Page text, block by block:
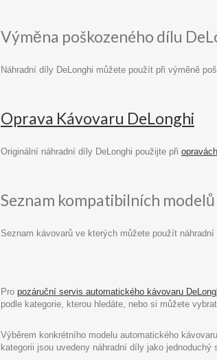
Výměna poškozeného dílu
Náhradní díly DeLonghi můžete použít při výměně
Oprava Kávovaru DeLonghi
Originální náhradní díly DeLonghi použijte při opravách
Seznam kompatibilních
Seznam kávovarů ve kterých můžete použít
Pro pozáruční servis automatického kávovaru
podle kategorie, kterou hledáte, nebo si můžete
Výběrem konkrétního modelu automatického
kategorii jsou uvedeny náhradní díly jako jednoduchý